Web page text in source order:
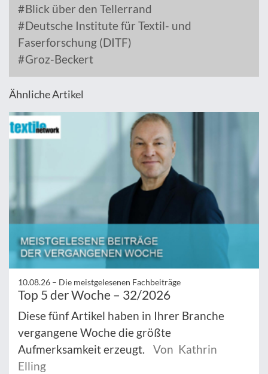
Blick über den Tellerrand
Deutsche Institute für Textil- und
Faserforschung (DITF)
Groz-Beckert
Ähnliche Artikel
10.08.26 – Die meistgelesenen Fachbeiträge
Top 5 der Woche – 32/2026
Diese fünf Artikel haben in Ihrer Branche
vergangene Woche die größte
Aufmerksamkeit erzeugt.
Von Kathrin
Elling